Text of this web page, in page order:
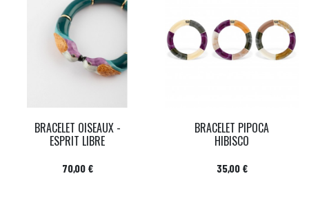
BRACELET OISEAUX -
ESPRIT LIBRE
Prix
70,00 €
BRACELET PIPOCA
HIBISCO
Prix
35,00 €